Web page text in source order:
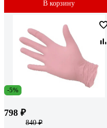
В корзину
-5%
798 ₽
840 ₽